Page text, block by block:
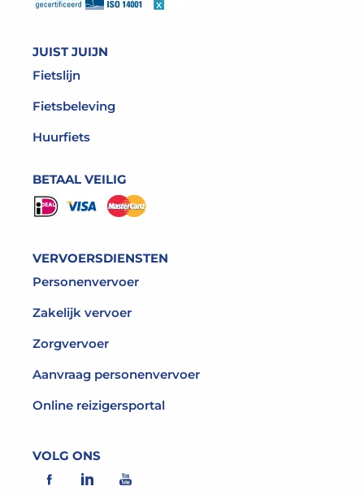
JUIST JUIJN
Fietslijn
Fietsbeleving
Huurfiets
BETAAL VEILIG
VERVOERSDIENSTEN
Personenvervoer
Zakelijk vervoer
Zorgvervoer
Aanvraag personenvervoer
Online reizigersportal
VOLG ONS